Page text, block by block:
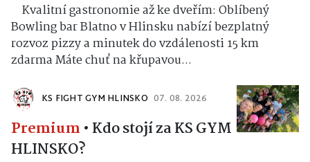
Kvalitní gastronomie až ke dveřím: Oblíbený
Bowling bar Blatno v Hlinsku nabízí bezplatný
rozvoz pizzy a minutek do vzdálenosti 15 km
zdarma Máte chuť na křupavou...
KS FIGHT GYM HLINSKO 07. 08. 2026
Premium • Kdo stojí za KS GYM
HLINSKO?